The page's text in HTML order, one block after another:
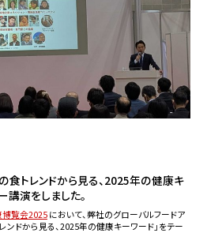
食トレンドから見る、2025年の健康キ
講演をしました。
博覧会2025において、弊社のグローバルフードア
ンドから見る、2025年の健康キーワード」をテー